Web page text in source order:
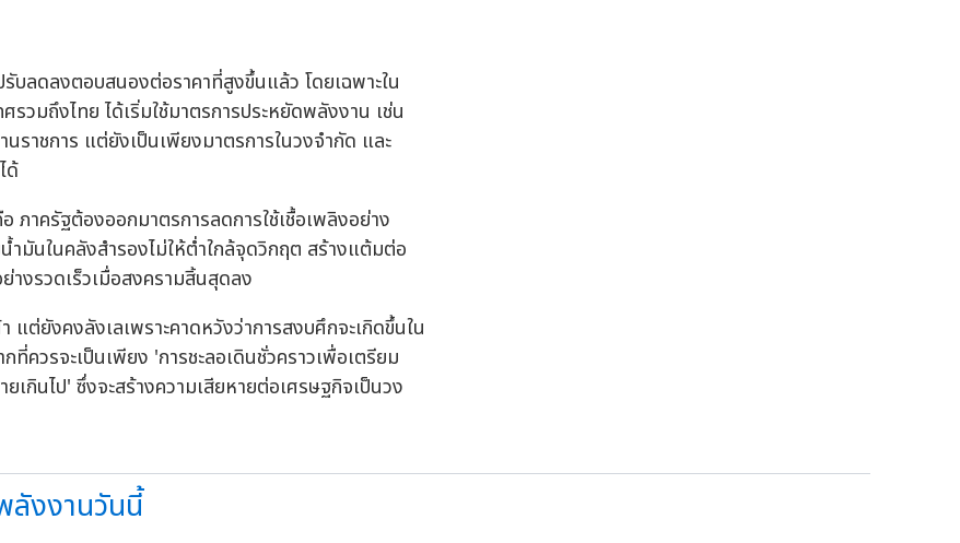
บลดลงตอบสนองต่อราคาที่สูงขึ้นแล้ว โดยเฉพาะใน
รวมถึงไทย ได้เริ่มใช้มาตรการประหยัดพลังงาน เช่น
าชการ แต่ยังเป็นเพียงมาตรการในวงจำกัด และ
ด้
ภาครัฐต้องออกมาตรการลดการใช้เชื้อเพลิงอย่าง
ำมันในคลังสำรองไม่ให้ต่ำใกล้จุดวิกฤต สร้างแต้มต่อ
างรวดเร็วเมื่อสงครามสิ้นสุดลง
ต่ยังคงลังเลเพราะคาดหวังว่าการสงบศึกจะเกิดขึ้นใน
ควรจะเป็นเพียง 'การชะลอเดินชั่วคราวเพื่อเตรียม
กินไป' ซึ่งจะสร้างความเสียหายต่อเศรษฐกิจเป็นวง
ลังงานวันนี้